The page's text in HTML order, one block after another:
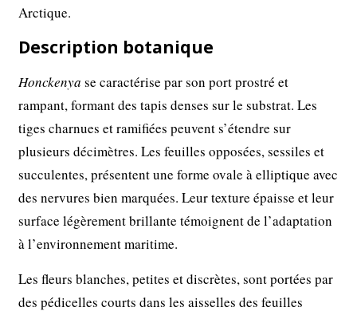
Arctique.
Description botanique
Honckenya se caractérise par son port prostré et
rampant, formant des tapis denses sur le substrat. Les
tiges charnues et ramifiées peuvent s’étendre sur
plusieurs décimètres. Les feuilles opposées, sessiles et
succulentes, présentent une forme ovale à elliptique avec
des nervures bien marquées. Leur texture épaisse et leur
surface légèrement brillante témoignent de l’adaptation
à l’environnement maritime.
Les fleurs blanches, petites et discrètes, sont portées par
des pédicelles courts dans les aisselles des feuilles